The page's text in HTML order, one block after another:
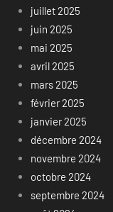
juillet 2025
juin 2025
mai 2025
avril 2025
mars 2025
février 2025
janvier 2025
décembre 2024
novembre 2024
octobre 2024
septembre 2024